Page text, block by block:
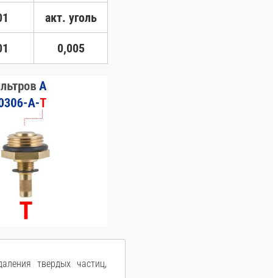
акт. уголь
0,005
твердых частиц,